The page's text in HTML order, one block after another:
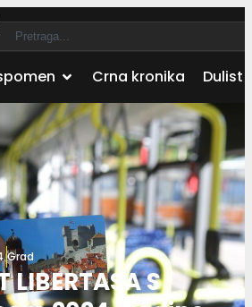
Crna kronika Dulist
Grad
LIBERTASA S